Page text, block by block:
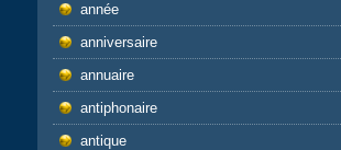
année
anniversaire
annuaire
antiphonaire
antique